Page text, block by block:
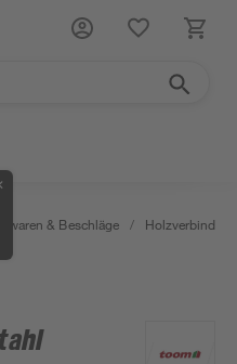
& Beschläge / Holzverbinder